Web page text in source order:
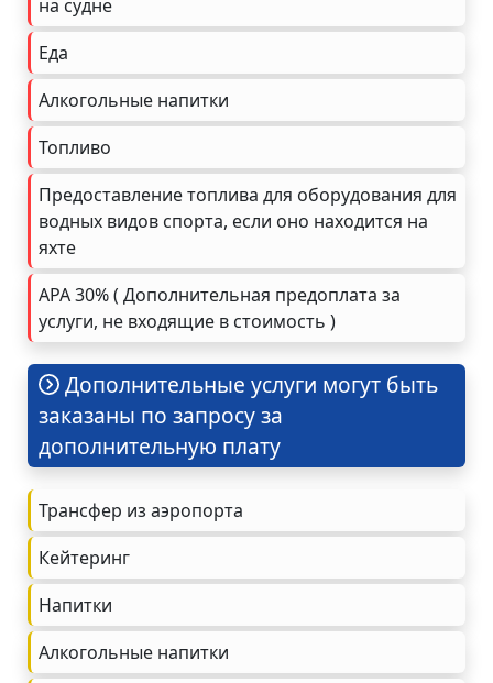
на судне
Еда
Алкогольные напитки
Топливо
Предоставление топлива для оборудования для
водных видов спорта, если оно находится на
яхте
APA 30% ( Дополнительная предоплата за
услуги, не входящие в стоимость )
Дополнительные услуги могут быть
заказаны по запросу за
дополнительную плату
Трансфер из аэропорта
Кейтеринг
Напитки
Алкогольные напитки